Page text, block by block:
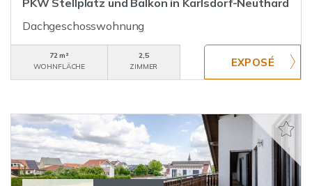
PKW Stellplatz und Balkon in Karlsdorf-Neuthard
Dachgeschosswohnung
72 m²
WOHNFLÄCHE
2,5
ZIMMER